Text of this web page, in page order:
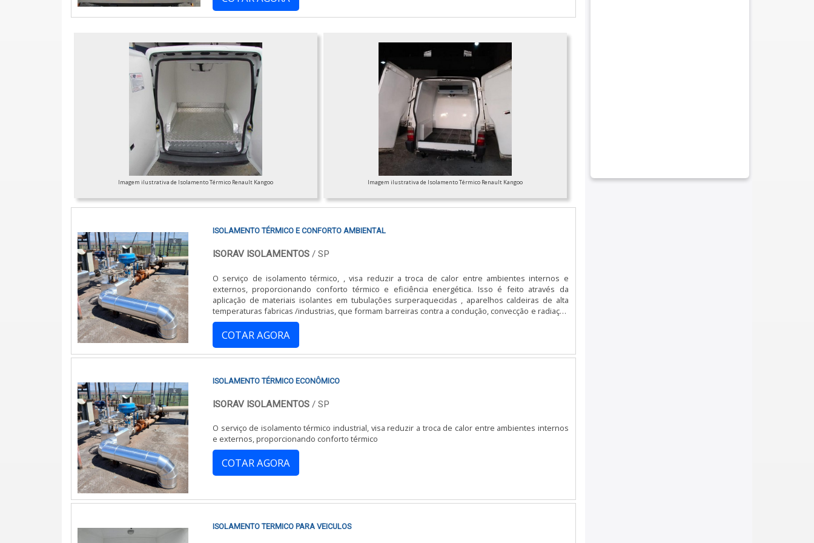
Imagem ilustrativa de Isolamento Térmico Renault Kangoo Imagem ilustrativa de Isolamento Térmico Renault Kangoo
ISOLAMENTO TÉRMICO E CONFORTO AMBIENTAL
ISORAV ISOLAMENTOS/ SP
O serviço de isolamento térmico, , visa reduzir a troca de calor entre ambientes internos e
externos, proporcionando conforto térmico e eficiência energética. Isso é feito através da
aplicação de materiais isolantes em tubulações surperaquecidas , aparelhos caldeiras de alta
temperaturas fabricas /industrias, que formam barreiras contra a condução, convecção e radiação
térmica.
COTAR AGORA
ISOLAMENTO TÉRMICO ECONÔMICO
ISORAV ISOLAMENTOS/ SP
O serviço de isolamento térmico industrial, visa reduzir a troca de calor entre ambientes internos
e externos, proporcionando conforto térmico
COTAR AGORA
ISOLAMENTO TERMICO PARA VEICULOS